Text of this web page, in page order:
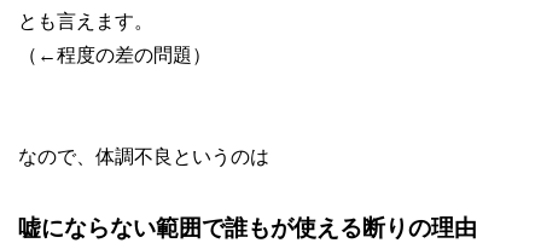
とも言えます。
（←程度の差の問題）
なので、体調不良というのは
嘘にならない範囲で誰もが使える断りの理由